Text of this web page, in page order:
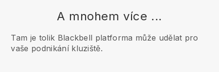
A mnohem více ...
Tam je tolik Blackbell platforma může udělat pro
vaše podnikání kluziště.